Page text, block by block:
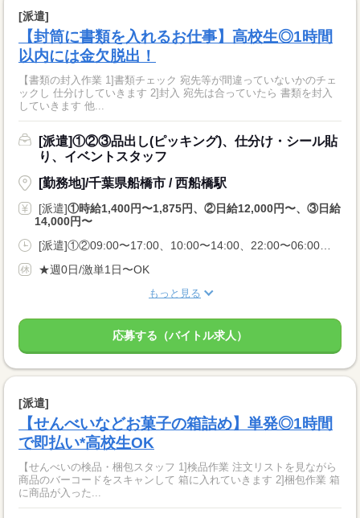
[派遣]
【封筒に書類を入れるお仕事】高校生◎1時間
以内には金欠脱出！
【書類の封入作業 1]書類チェック 宛先等が間違っていないかのチェ
ックし 仕分けしていきます 2]封入 宛先は合っていたら 書類を封入
していきます 他...
[派遣]①②③品出し(ピッキング)、仕分け・シール貼
り、イベントスタッフ
[勤務地]/千葉県船橋市 / 西船橋駅
[派遣]①時給1,400円〜1,875円、②日給12,000円〜、③日給
14,000円〜
★週0日/激単1日〜OK
もっと見る
応募する（バイトル求人）
[派遣]
【せんべいなどお菓子の箱詰め】単発◎1時間
で即払い*高校生OK
【せんべいの検品・梱包スタッフ 1]検品作業 注文リストを見ながら
商品のバーコードをスキャンして 箱に入れていきます 2]梱包作業 箱
に商品が入った...